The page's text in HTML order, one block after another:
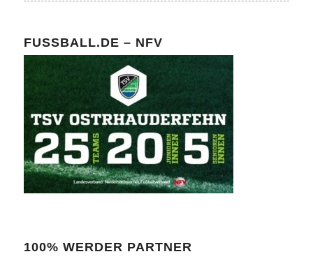
FUSSBALL.DE – NFV
100% WERDER PARTNER